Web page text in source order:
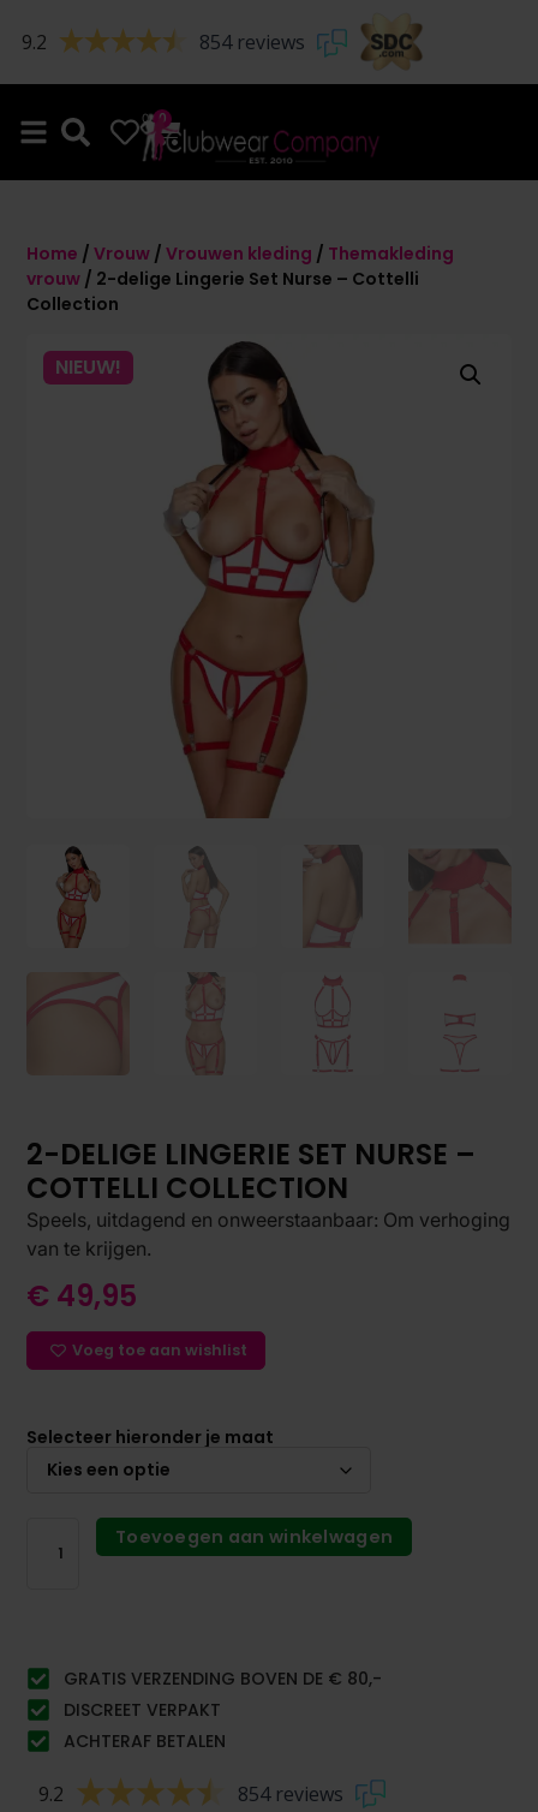
9.2 854 reviews
0 0
Home /Vrouw /Vrouwen kleding / Themakleding
vrouw / 2-delige Lingerie Set Nurse – Cottelli
Collection
NIEUW!
2-DELIGE LINGERIE SET NURSE –
COTTELLI COLLECTION
Speels, uitdagend en onweerstaanbaar: Om verhoging
van te krijgen.
€ 49,95
Voeg toe aan wishlist
Selecteer hieronder je maat
Toevoegen aan winkelwagen
GRATIS VERZENDING BOVEN DE € 80,-
DISCREET VERPAKT
ACHTERAF BETALEN
9.2 854 reviews